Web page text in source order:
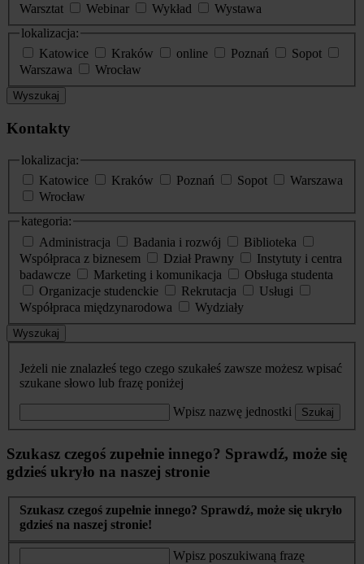
Warsztat
Webinar Wykład
Wystawa
lokalizacja:
Katowice
Kraków online Poznań
Sopot
Warszawa
Wrocław
Wyszukaj
Kontakty
lokalizacja:
Katowice
Kraków Poznań Sopot
Warszawa
Wrocław
kategoria:
Administracja
Badania i rozwój
Biblioteka
Współpraca z biznesem
Dział Prawny
Instytuty i centra
badawcze
Marketing i komunikacja
Obsługa studenta
Organizacje studenckie
Rekrutacja
Usługi
Współpraca międzynarodowa
Wydziały
Wyszukaj
Jeżeli nie znalazłeś tego czego szukałeś zawsze możesz wpisać
szukane słowo lub frazę poniżej
Wpisz nazwę jednostki Szukaj
Szukasz czegoś zupełnie innego? Sprawdź, może się
gdzieś ukryło na naszej stronie
Szukasz czegoś zupełnie innego? Sprawdź, może się ukryło
gdzieś na naszej stronie!
Wpisz poszukiwaną frazę